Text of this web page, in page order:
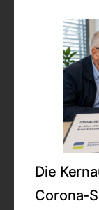
Die
Corona-